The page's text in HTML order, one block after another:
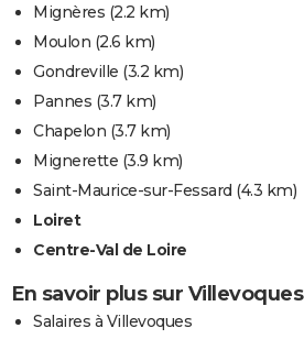
Mignères (2.2 km)
Moulon (2.6 km)
Gondreville (3.2 km)
Pannes (3.7 km)
Chapelon (3.7 km)
Mignerette (3.9 km)
Saint-Maurice-sur-Fessard (4.3 km)
Loiret
Centre-Val de Loire
En savoir plus sur Villevoques
Salaires à Villevoques